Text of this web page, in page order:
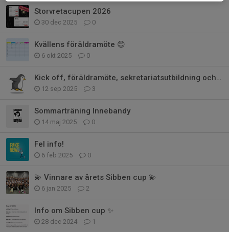
Storvretacupen 2026
30 dec 2025 0
Kvällens föräldramöte 😊
6 okt 2025 0
Kick off, föräldramöte, sekretariatsutbildning och ny träningstid 😊
12 sep 2025 3
Sommarträning Innebandy
14 maj 2025 0
Fel info!
6 feb 2025 0
💫 Vinnare av årets Sibben cup 💫
6 jan 2025 2
Info om Sibben cup ✨
28 dec 2024 1